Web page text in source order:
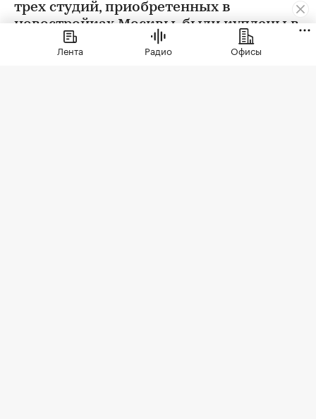
трех студий, приобретенных в
новостройках Москвы, были куплены в
ипотеку. В сегменте трешек ипотечных
сделок менее половины, а среди
Лента Радио Офисы